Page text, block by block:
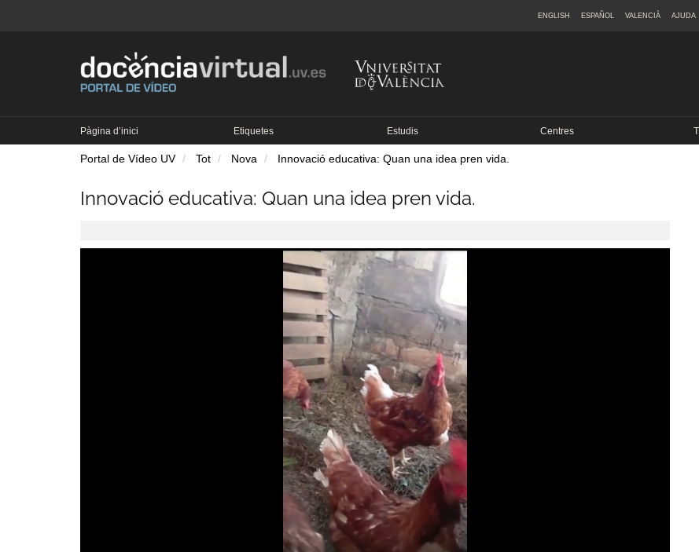
ENGLISH ESPAÑOL VALENCIÀ AJUDA
Pàgina d’inici Etiquetes Estudis Centres
Portal de Vídeo UV Tot Nova Innovació educativa: Quan una idea pren vida.
Innovació educativa: Quan una idea pren vida.